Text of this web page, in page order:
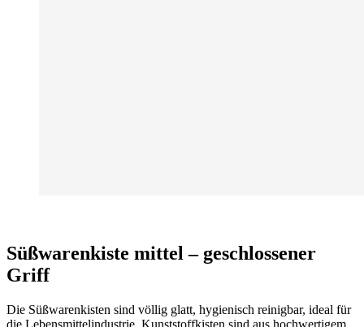
Süßwarenkiste mittel – geschlossener
Griff
Die Süßwarenkisten sind völlig glatt, hygienisch reinigbar, ideal für
die Lebensmittelindustrie. Kunststoffkisten sind aus hochwertigem